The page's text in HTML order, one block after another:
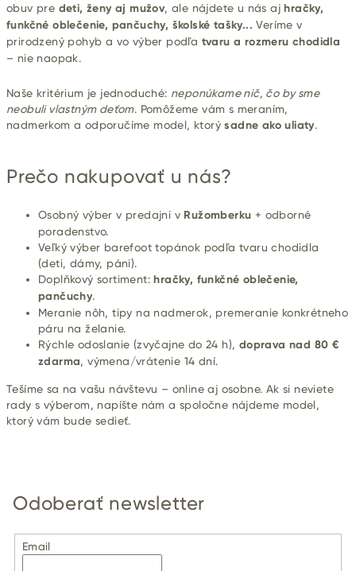
obuv pre deti, ženy aj mužov, ale nájdete u nás ajhračky,
funkčné oblečenie, pančuchy, školské tašky... Veríme v
prirodzený pohyb a vo výber podľa tvaru a rozmeru chodidla
– nie naopak.
Naše kritérium je jednoduché: neponúkame nič, čo by sme
neobuli vlastným deťom. Pomôžeme vám s meraním,
nadmerkom a odporučíme model, ktorýsadne ako uliaty.
Prečo nakupovať u nás?
Osobný výber v predajni v Ružomberku + odborné
poradenstvo.
Veľký výber barefoot topánok podľa tvaru chodidla
(deti, dámy, páni).
Doplňkový sortiment:hračky, funkčné oblečenie,
pančuchy.
Meranie nôh, tipy na nadmerok, premeranie konkrétneho
páru na želanie.
Rýchle odoslanie (zvyčajne do 24 h), doprava nad 80 €
zdarma, výmena/vrátenie 14 dní.
Tešíme sa na vašu návštevu – online aj osobne. Ak si neviete
rady s výberom, napíšte nám a spoločne nájdeme model,
ktorý vám bude sedieť.
Odoberať newsletter
Email